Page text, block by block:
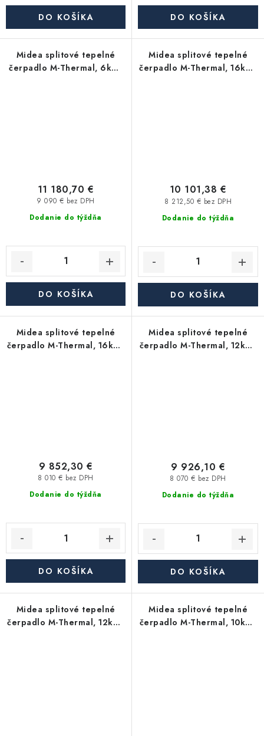
DO KOŠÍKA DO KOŠÍKA
Midea splitové tepelné
čerpadlo M-Thermal, 6kW,
Dodanie do týždňa
9 090 € bez DPH
11 180,70 €
DO KOŠÍKA
Midea splitové tepelné
čerpadlo M-Thermal, 16kW,
Dodanie do týždňa
8 212,50 € bez DPH
10 101,38 €
DO KOŠÍKA
Midea splitové tepelné
čerpadlo M-Thermal, 16kW,
Dodanie do týždňa
8 010 € bez DPH
9 852,30 €
DO KOŠÍKA
Midea splitové tepelné
čerpadlo M-Thermal, 12kW,
Dodanie do týždňa
8 070 € bez DPH
9 926,10 €
DO KOŠÍKA
Midea splitové tepelné
čerpadlo M-Thermal, 12kW,
Midea splitové tepelné
čerpadlo M-Thermal, 10kW,